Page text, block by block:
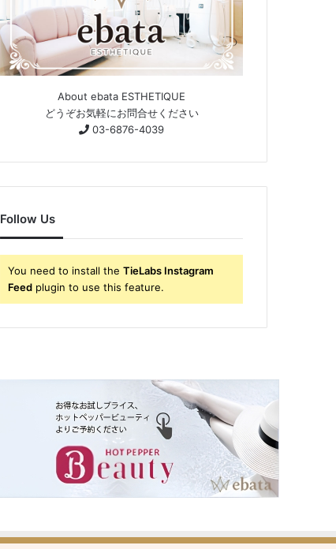
About ebata ESTHETIQUE
どうぞお気軽にお問合せください
03-6876-4039
Follow Us
You need to install theTieLabs Instagram
Feed plugin to use this feature.